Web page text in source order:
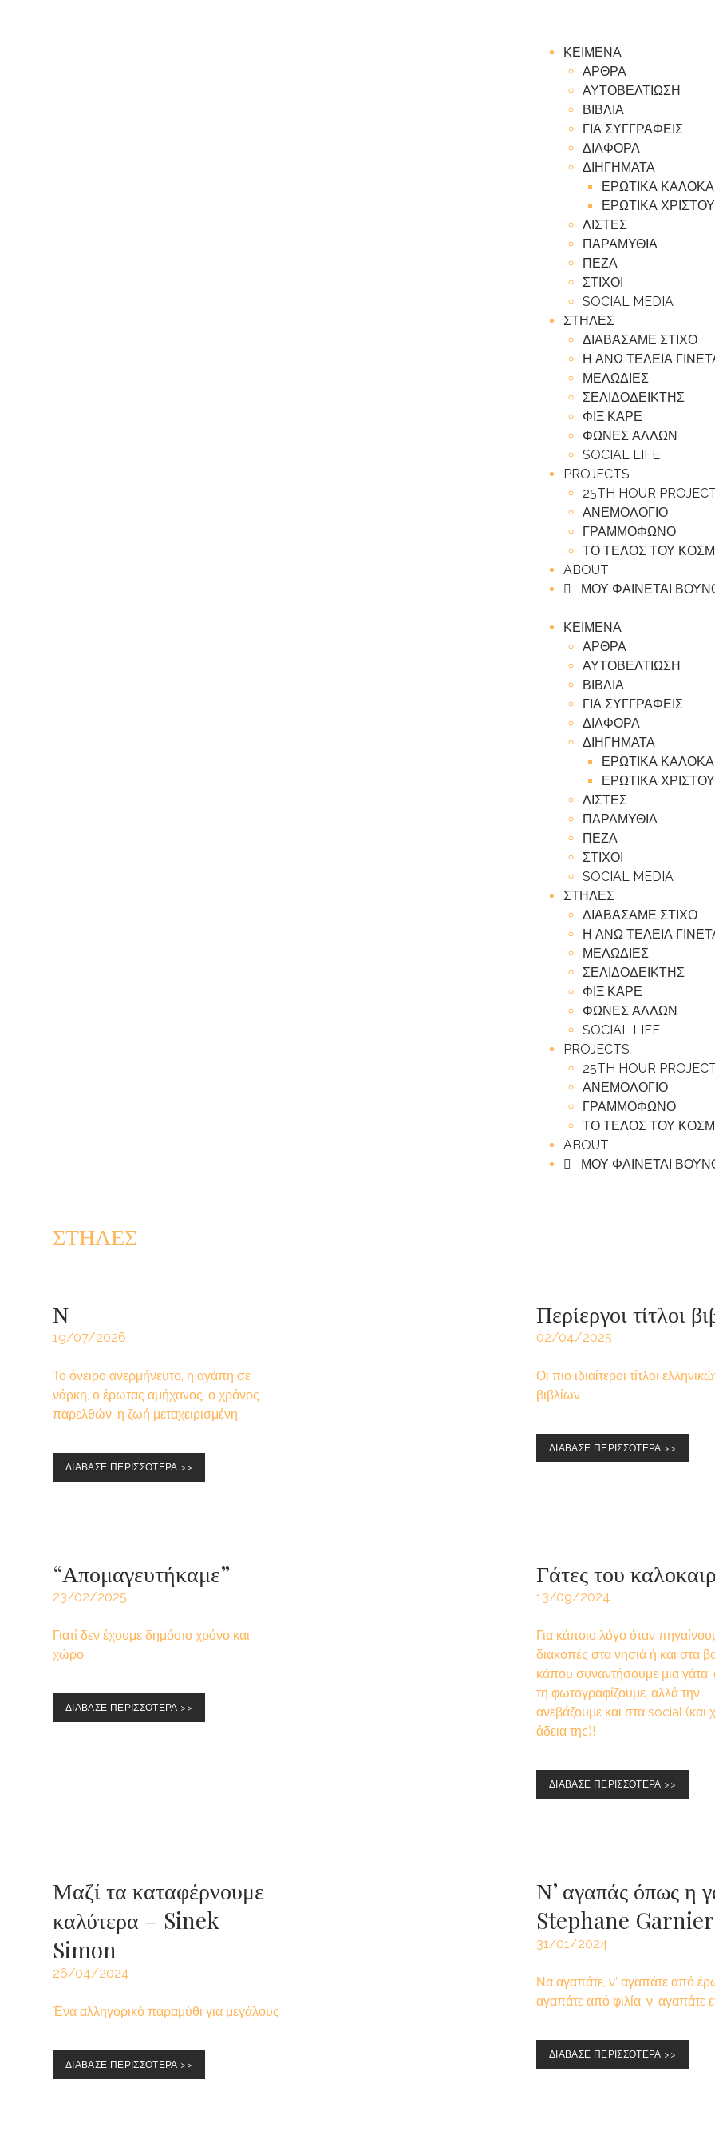
ΚΕΙΜΕΝΑ
ΑΡΘΡΑ
ΑΥΤΟΒΕΛΤΙΩΣΗ
ΒΙΒΛΙΑ
ΓΙΑ ΣΥΓΓΡΑΦΕΙΣ
ΔΙΑΦΟΡΑ
ΔΙΗΓΗΜΑΤΑ
ΕΡΩΤΙΚΑ
ΕΡΩΤΙΚΑ
ΛΙΣΤΕΣ
ΠΑΡΑΜΥΘΙΑ
ΠΕΖΑ
ΣΤΙΧΟΙ
SOCIAL MEDIA
ΣΤΗΛΕΣ
ΔΙΑΒΑΣΑΜΕ ΣΤΙΧΟ
Η ΑΝΩ ΤΕΛΕΙΑ
ΜΕΛΩΔΙΕΣ
ΣΕΛΙΔΟΔΕΙΚΤΗΣ
ΦΙΞ ΚΑΡΕ
ΦΩΝΕΣ ΑΛΛΩΝ
SOCIAL LIFE
PROJECTS
25TH HOUR
ΑΝΕΜΟΛΟΓΙΟ
ΓΡΑΜΜΟΦΩΝΟ
ΤΟ ΤΕΛΟΣ ΤΟΥ
ABOUT
ΜΟΥ ΦΑΙΝΕΤΑΙ
ΚΕΙΜΕΝΑ
ΑΡΘΡΑ
ΑΥΤΟΒΕΛΤΙΩΣΗ
ΒΙΒΛΙΑ
ΓΙΑ ΣΥΓΓΡΑΦΕΙΣ
ΔΙΑΦΟΡΑ
ΔΙΗΓΗΜΑΤΑ
ΕΡΩΤΙΚΑ
ΕΡΩΤΙΚΑ
ΛΙΣΤΕΣ
ΠΑΡΑΜΥΘΙΑ
ΠΕΖΑ
ΣΤΙΧΟΙ
SOCIAL MEDIA
ΣΤΗΛΕΣ
ΔΙΑΒΑΣΑΜΕ ΣΤΙΧΟ
Η ΑΝΩ ΤΕΛΕΙΑ
ΜΕΛΩΔΙΕΣ
ΣΕΛΙΔΟΔΕΙΚΤΗΣ
ΦΙΞ ΚΑΡΕ
ΦΩΝΕΣ ΑΛΛΩΝ
SOCIAL LIFE
PROJECTS
25TH HOUR
ΑΝΕΜΟΛΟΓΙΟ
ΓΡΑΜΜΟΦΩΝΟ
ΤΟ ΤΕΛΟΣ ΤΟΥ
ABOUT
ΜΟΥ ΦΑΙΝΕΤΑΙ
ΣΤΗΛΕΣ
Ν
19/07/2026
Το όνειρο ανερμήνευτο, η αγάπη σε
νάρκη, ο έρωτας αμήχανος, ο χρόνος
παρελθών, η ζωή μεταχειρισμένη
ΔΙΑΒΑΣΕ ΠΕΡΙΣΣΟΤΕΡΑ >>
Περίεργοι τίτλοι
02/04/2025
Οι πιο ιδιαίτεροι τίτλοι
βιβλίων
ΔΙΑΒΑΣΕ ΠΕΡΙΣΣΟΤΕΡΑ >>
“Απομαγευτήκαμε”
23/02/2025
Γιατί δεν έχουμε δημόσιο χρόνο και
χώρο;
ΔΙΑΒΑΣΕ ΠΕΡΙΣΣΟΤΕΡΑ >>
Γάτες του
13/09/2024
Για κάποιο λόγο όταν
διακοπές στα νησιά ή και στα
κάπου συναντήσουμε μια γάτα,
τη φωτογραφίζουμε, αλλά την
ανεβάζουμε και στα social (και
άδεια της)!
ΔΙΑΒΑΣΕ ΠΕΡΙΣΣΟΤΕΡΑ >>
Μαζί τα καταφέρνουμε
καλύτερα – Sinek
Simon
26/04/2024
Ένα αλληγορικό παραμύθι για μεγάλους
ΔΙΑΒΑΣΕ ΠΕΡΙΣΣΟΤΕΡΑ >>
Ν’ αγαπάς όπως η
Stephane Garnier
31/01/2024
Να αγαπάτε, ν’ αγαπάτε από
αγαπάτε από φιλία, ν’ αγαπάτε
ΔΙΑΒΑΣΕ ΠΕΡΙΣΣΟΤΕΡΑ >>